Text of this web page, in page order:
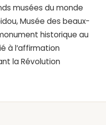
musées du monde
Musée des beaux-
historique au
à l’affirmation
la Révolution